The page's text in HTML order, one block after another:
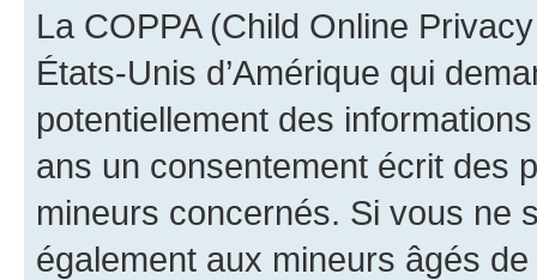
La COPPA (Child Online
États-Unis d’Amérique qui
potentiellement des
ans un consentement écrit des
mineurs concernés. Si vous ne
également aux mineurs âgés